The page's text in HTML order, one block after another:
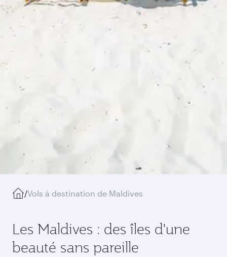
/Vols à destination de Maldives
Les Maldives : des îles d'une
beauté sans pareille